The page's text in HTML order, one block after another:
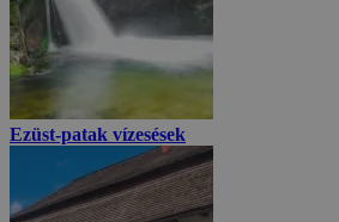
Ezüst-patak vízesések